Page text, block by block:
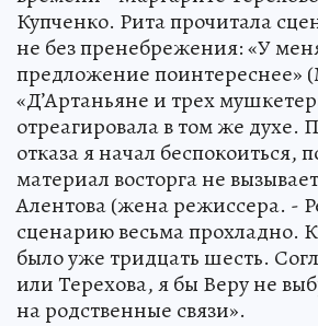
Купченко. Рита прочитала
не без пренебрежения: «У
предложение поинтереснее»
«Д’Артаньяне и трех
отреагировала в том же духе.
отказа я начал беспокоиться,
материал восторга не
Алентова (жена режиссера. -
сценарию весьма прохладно.
было уже тридцать шесть.
или Терехова, я бы Веру не
на родственные связи».